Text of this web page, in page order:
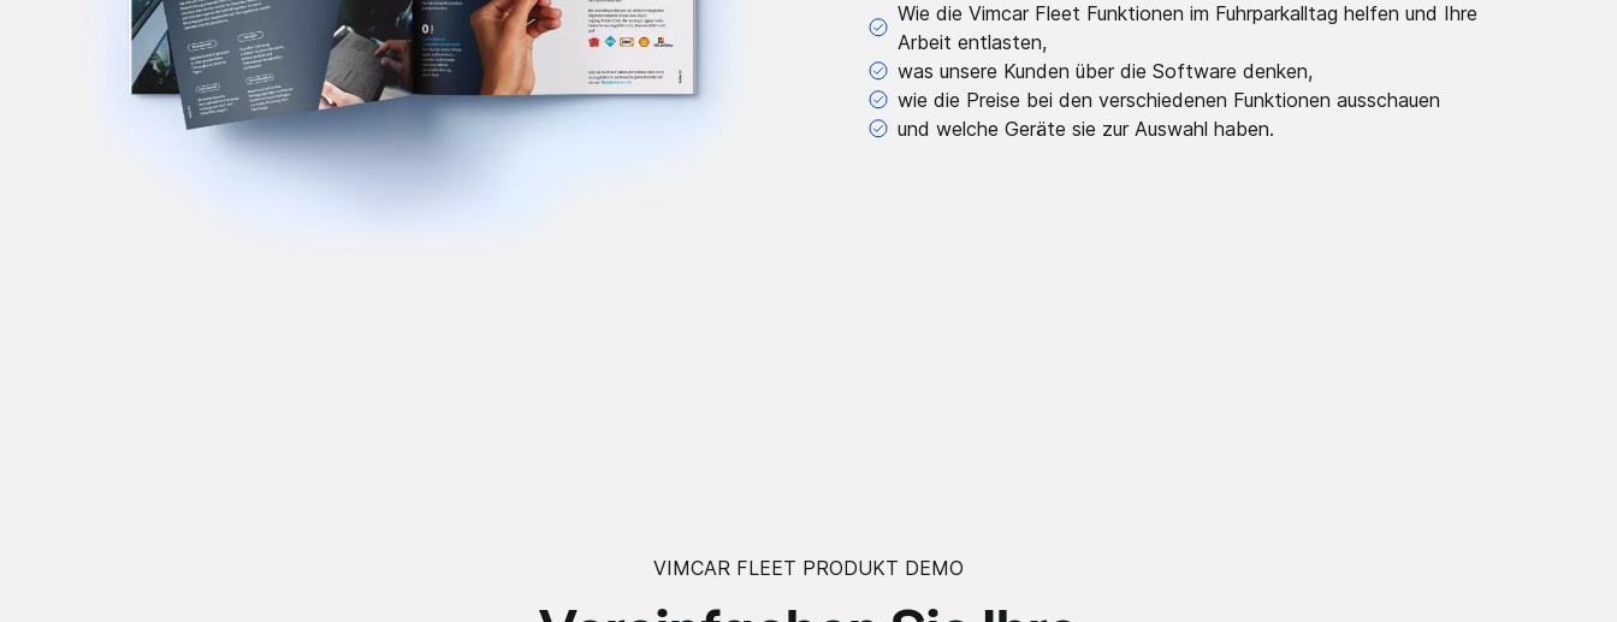
Wie die Vimcar Fleet Funktionen im Fuhrparkalltag helfen und Ihre
Arbeit entlasten,
was unsere Kunden über die Software denken,
wie die Preise bei den verschiedenen Funktionen ausschauen
und welche Geräte sie zur Auswahl haben.
VIMCAR FLEET PRODUKT DEMO